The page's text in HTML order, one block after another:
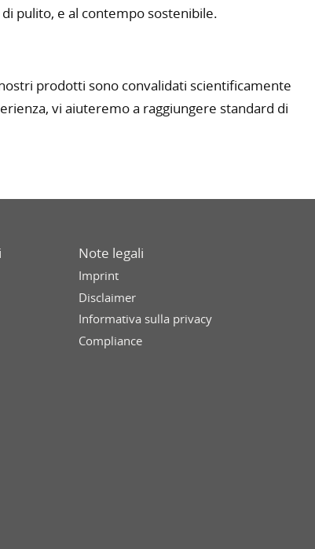
pulito, e al contempo sostenibile.
prodotti sono convalidati scientificamente
vi aiuteremo a raggiungere standard di
Note legali
Imprint
Disclaimer
Informativa sulla privacy
Compliance